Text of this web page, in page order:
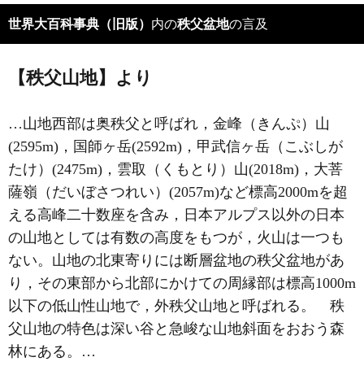
世界大百科事典（旧版） 内の秩父盆地の言及
【秩父山地】より
…山地西部は奥秩父 と呼ばれ，金峰（きんぷ）山
(2595m)，国師ヶ岳(2592m)，甲武信ヶ岳（こぶしが
たけ）(2475m)，雲取（くもとり）山(2018m)，大菩
薩嶺（だいぼさつれい）(2057m)など標高2000mを超
える高峰二十数座を含み，日本アルプス以外の日本
の山地としては有数の高度をもつが，火山は一つも
ない。山地の北東寄りには断層盆地の秩父盆地があ
り，その東部から北部にかけての周縁部は標高1000m
以下の低山性山地で，外秩父山地と呼ばれる。 秩
父山地の特色は深い谷と急峻な山地斜面をおおう森
林にある。…